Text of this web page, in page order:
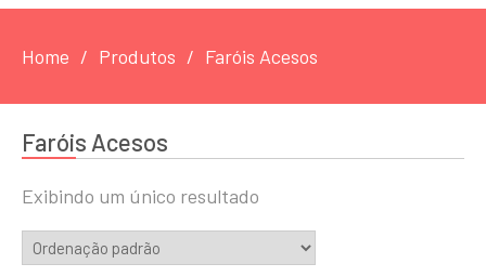
Home Produtos Faróis Acesos
Faróis Acesos
Exibindo um único resultado